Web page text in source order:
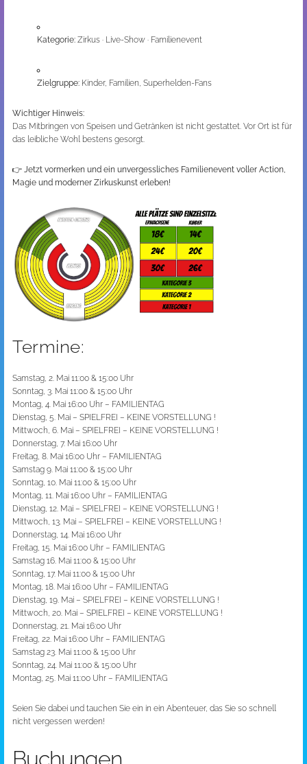
Kategorie:Zirkus · Live-Show · Familienevent
Zielgruppe:Kinder, Familien, Superhelden-Fans
Wichtiger Hinweis:
Das Mitbringen von Speisen und Getränken ist nicht gestattet. Vor Ort ist für
das leibliche Wohl bestens gesorgt.
👉 Jetzt vormerken und ein unvergessliches Familienevent voller Action,
Magie und moderner Zirkuskunst erleben!
Termine:
Samstag, 2. Mai 11:00 & 15:00 Uhr
Sonntag, 3. Mai 11:00 & 15:00 Uhr
Montag, 4. Mai 16:00 Uhr – FAMILIENTAG
Dienstag, 5. Mai – SPIELFREI – KEINE VORSTELLUNG !
Mittwoch, 6. Mai – SPIELFREI – KEINE VORSTELLUNG !
Donnerstag, 7. Mai 16:00 Uhr
Freitag, 8. Mai 16:00 Uhr – FAMILIENTAG
Samstag 9. Mai 11:00 & 15:00 Uhr
Sonntag, 10. Mai 11:00 & 15:00 Uhr
Montag, 11. Mai 16:00 Uhr – FAMILIENTAG
Dienstag, 12. Mai – SPIELFREI – KEINE VORSTELLUNG !
Mittwoch, 13. Mai – SPIELFREI – KEINE VORSTELLUNG !
Donnerstag, 14. Mai 16:00 Uhr
Freitag, 15. Mai 16:00 Uhr – FAMILIENTAG
Samstag 16. Mai 11:00 & 15:00 Uhr
Sonntag, 17. Mai 11:00 & 15:00 Uhr
Montag, 18. Mai 16:00 Uhr – FAMILIENTAG
Dienstag, 19. Mai – SPIELFREI – KEINE VORSTELLUNG !
Mittwoch, 20. Mai – SPIELFREI – KEINE VORSTELLUNG !
Donnerstag, 21. Mai 16:00 Uhr
Freitag, 22. Mai 16:00 Uhr – FAMILIENTAG
Samstag 23. Mai 11:00 & 15:00 Uhr
Sonntag, 24. Mai 11:00 & 15:00 Uhr
Montag, 25. Mai 11:00 Uhr – FAMILIENTAG
Seien Sie dabei und tauchen Sie ein in ein Abenteuer, das Sie so schnell
nicht vergessen werden!